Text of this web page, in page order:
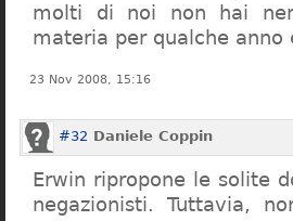
molti di noi non hai
materia per qualche
23 Nov 2008, 15:16
#32 Daniele Coppin
Erwin ripropone le solite
negazionisti. Tuttavia,